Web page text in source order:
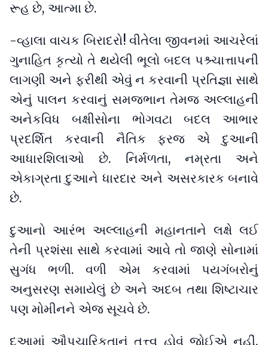
રૂહ છે, આત્મા છે.
-વ્હાલા વાચક બિરાદરો! વીતેલા જીવનમાં આચરેલાં
ગુનાહિત કૃત્યો તે થયેલી ભૂલો બદલ પશ્ર્ચાત્તાપની
લાગણી અને ફરીથી એવું ન કરવાની પ્રતિજ્ઞા સાથે
એનું પાલન કરવાનું સમજભાન તેમજ અલ્લાહની
અનેકવિધ બક્ષીસોના ભોગવટા બદલ આભાર
પ્રદર્શિત કરવાની નૈતિક ફરજ એ દુઆની
આધારશિલાઓ છે. નિર્મળતા, નમ્રતા અને
એકાગ્રતા દુઆને ધારદાર અને અસરકારક બનાવે
છે.
દુઆનો આરંભ અલ્લાહની મહાનતાને લક્ષે લઈ
તેની પ્રશંસા સાથે કરવામાં આવે તો જાણે સોનામાં
સુગંધ ભળી. વળી એમ કરવામાં પયગંબરોનું
અનુસરણ સમાયેલું છે અને અદબ તથા શિષ્ટાચાર
પણ મોમીનને એજ સૂચવે છે.
દુઆમાં ઔપચારિકતાનું તત્ત્વ હોવું જોઈએ નહીં.